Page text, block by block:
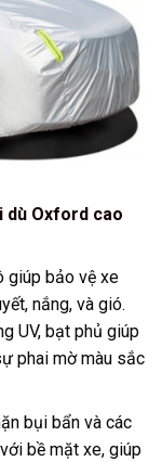
dù Oxford cao
giúp bảo vệ xe
nắng, và gió.
UV, bạt phủ giúp
phai mờ màu sắc
bụi bẩn và các
bề mặt xe, giúp